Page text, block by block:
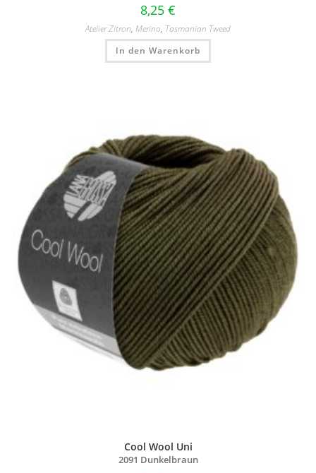
8,25 €
Atelier Zitron, Merino, Tasmanian Tweed
In den Warenkorb
Cool Wool Uni
2091 Dunkelbraun